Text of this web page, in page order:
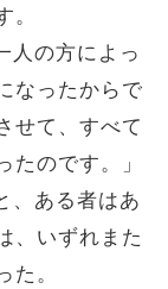
。
人の方によっ
なったからで
せて、すべて
たのです。」
、ある者はあ
、いずれまた
た。